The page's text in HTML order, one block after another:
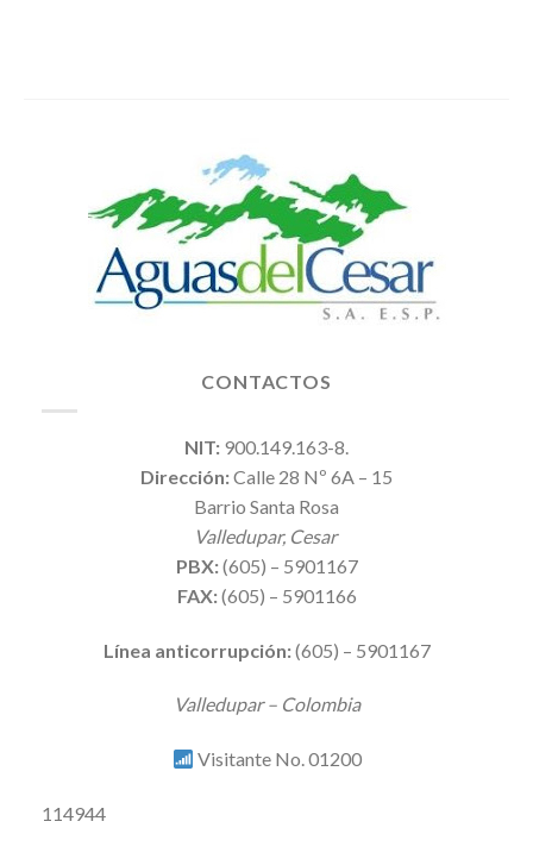
CONTACTOS
NIT: 900.149.163-8.
Dirección:Calle 28 Nº 6A – 15
Barrio Santa Rosa
Valledupar, Cesar
PBX:(605) – 5901167
FAX:(605) – 5901166
Línea anticorrupción:(605) – 5901167
Valledupar – Colombia
Visitante No. 01200
114944